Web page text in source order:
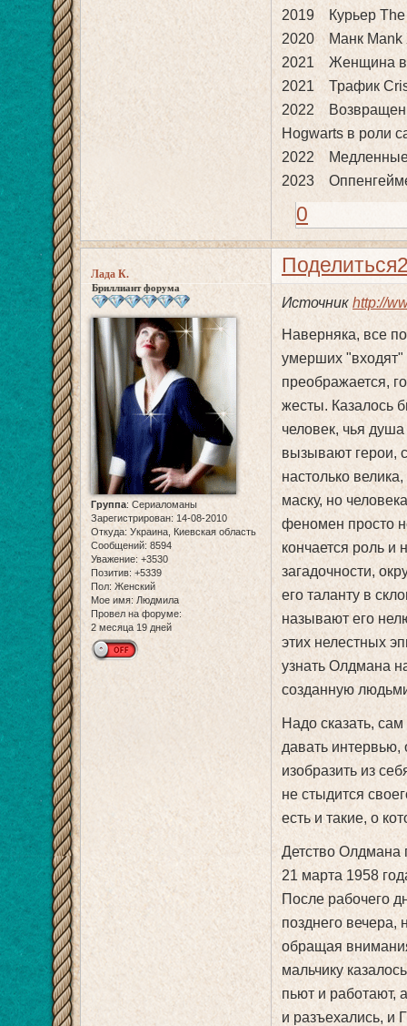
2019 Курьер The
2020 Манк Mank
2021 Женщина в
2021 Трафик
2022
Hogwarts в роли
2022 Медленные
2023
0
Поделиться
Лада К.
Бриллиант форума
Группа: Сериаломаны
Зарегистрирован: 14-08-2010
Откуда: Украина, Киевская область
Сообщений: 8594
Уважение: +3530
Позитив: +5339
Пол: Женский
Мое имя: Людмила
Провел на форуме:
2 месяца 19 дней
Источникhttp://
Наверняка, все
умерших "входят"
преображается,
жесты. Казалось
человек, чья
вызывают герои,
настолько
маску, но
феномен просто
кончается роль и
загадочности,
его таланту в
называют его
этих нелестных
узнать Олдмана
созданную
Надо сказать,
давать
изобразить из
не стыдится
есть и такие, о
Детство Олдмана
21 марта 1958
После рабочего
позднего вечера,
обращая
мальчику
пьют и работают,
и разъехались, и